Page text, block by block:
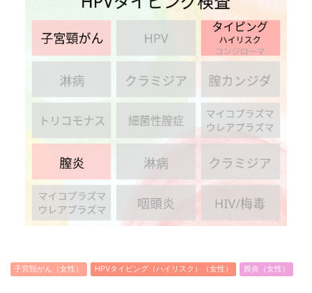
子宮頸がん（女性） HPVタイピング（ハイリスク）（女性） 膣炎（女性）